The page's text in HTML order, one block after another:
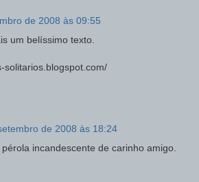
de 2008 às 09:55
um belíssimo texto.
solitarios.blogspot.com/
de 2008 às 18:24
incandescente de carinho amigo.